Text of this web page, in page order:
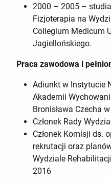
2000 – 2005 –
Fizjoterapia na
Collegium Medicum
Jagiellońskiego.
Praca zawodowa i
Adiunkt w Instytucie
Akademii
Bronisława Czecha
Członek Rady
Członek Komisji ds.
rekrutacji oraz
Wydziale
2016